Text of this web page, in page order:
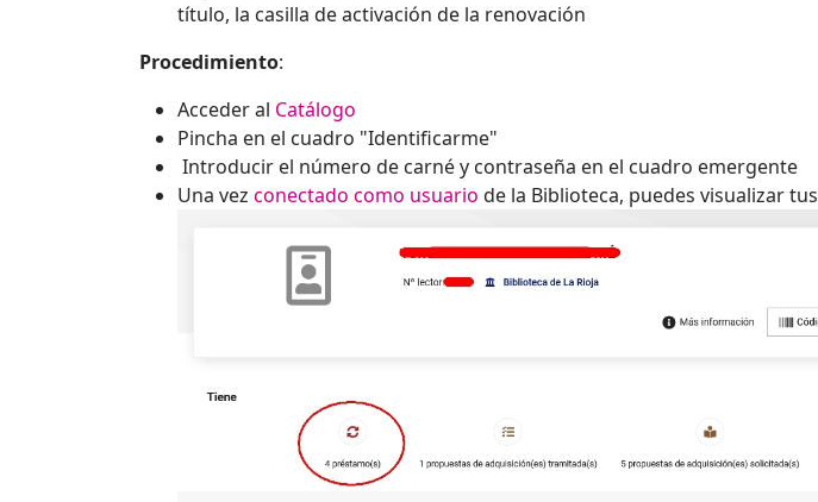
título, la casilla de activación de la renovación
Procedimiento:
Acceder al Catálogo
Pincha en el cuadro "Identificarme"
Introducir el número de carné y contraseña en el cuadro emergente
Una vez conectado como usuario de la Biblioteca, puedes visualizar